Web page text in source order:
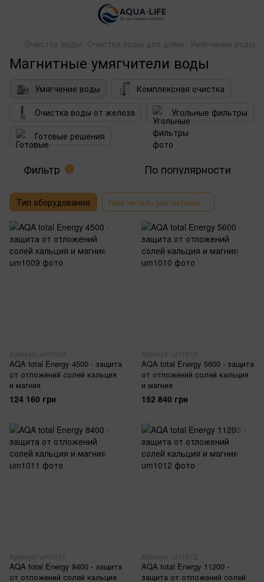
Очистка воды Очистка воды для дома Умягчение воды
Магнитные умягчители воды
Умягчение воды
Комплексная очистка
Очистка воды от железа
Угольные фильтры
Готовые решения
Фильтр 1 По популярности
Тип оборудования Умягчитель магнитный
Артикул: um1009
AQA total Energy 4500 - защита
от отложений солей кальция
и магния
124 160 грн
Артикул: um1010
AQA total Energy 5600 - защита
от отложений солей кальция
и магния
152 840 грн
Артикул: um1011
AQA total Energy 8400 - защита
от отложений солей кальция
Артикул: um1012
AQA total Energy 11200 -
защита от отложений солей